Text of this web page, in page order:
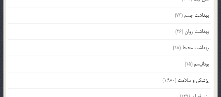
بهداشت جسم(73)
بهداشت روان(26)
بهداشت محیط (18)
بودائیسم(15)
پزشکی و سلامت (1,980)